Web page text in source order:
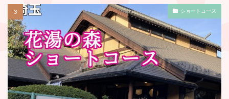
ショートコース